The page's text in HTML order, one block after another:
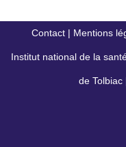
Contact | Mentions
Institut national de la
de